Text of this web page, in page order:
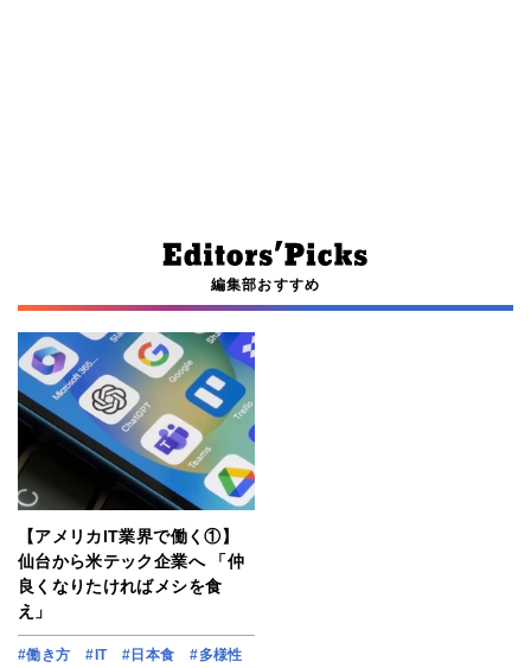
編集部おすすめ
【アメリカIT業界で働く①】
仙台から米テック企業へ 「仲
良くなりたければメシを食
え」
#働き方 #IT #日本食 #多様性